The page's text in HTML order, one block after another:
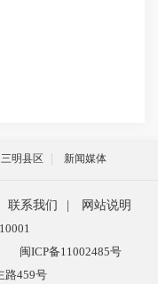
三明县区 新闻媒体
联系我们
网站说明
闽ICP备11002485号
路459号